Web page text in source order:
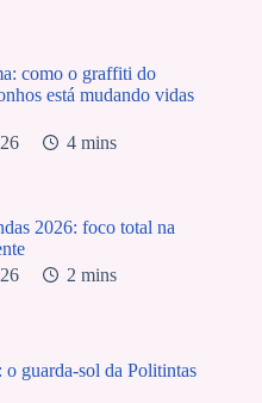
como o graffiti do
está mudando vidas
4 mins
2026: foco total na
2 mins
o guarda-sol da Politintas